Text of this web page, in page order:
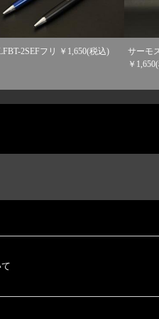
2SEFフリ ￥1,650(税込)
サーモ
￥